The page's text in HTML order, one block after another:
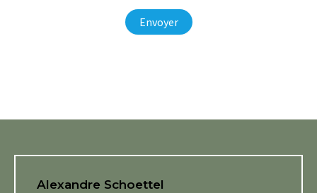
Alexandre Schoettel